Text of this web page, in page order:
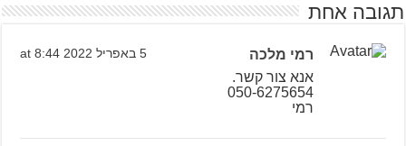
תגובה אחת
רמי מלכה 5 באפריל 2022 at 8:44
אנא צור קשר.
050-6275654
רמי